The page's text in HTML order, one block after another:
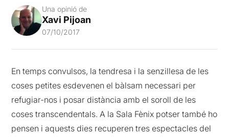
Una opinió de
Xavi Pijoan
07/10/2017
En temps convulsos, la tendresa i la senzillesa de les
coses petites esdevenen el bàlsam necessari per
refugiar-nos i posar distància amb el soroll de les
coses transcendentals. A la Sala Fènix potser també ho
pensen i aquests dies recuperen tres espectacles del